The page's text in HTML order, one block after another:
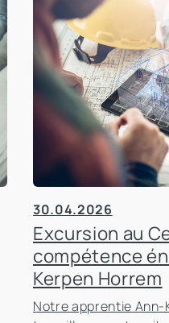
30.04.2026
Excursion au
compétence
Kerpen Horrem
Notre apprentie Ann-